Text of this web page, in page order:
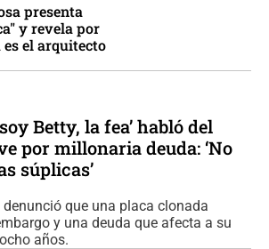
presenta
y revela por
es el arquitecto
Betty, la fea’ habló del
por millonaria deuda: ‘No
súplicas’
que una placa clonada
y una deuda que afecta a su
años.